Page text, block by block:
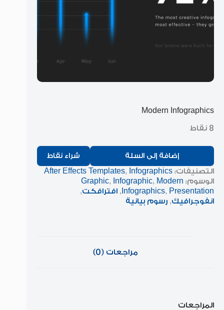
Modern Infographics
8 نقاط
إضافة إلى السلة شراء نقاط
التصنيفات: After Effects Templates, Infographics
الوسوم:
Graphic, Infographic, Modern
Infographics, Presentation
, افترافكت,
انفوجرافيك, رسوم بيانية
مراجعات (0)
المراجعات